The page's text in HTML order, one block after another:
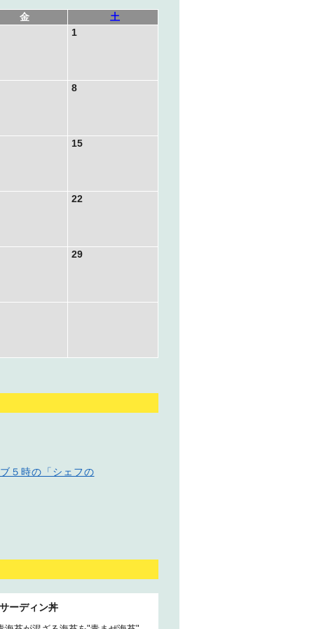
金
土
1
8
15
22
29
５時の「シェフの
ーディン丼